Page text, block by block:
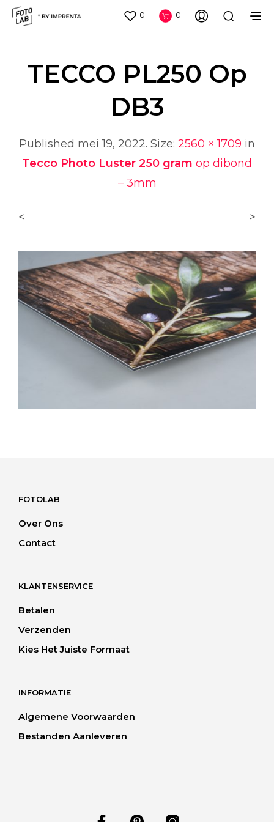
0 0
TECCO PL250 Op
DB3
Published mei 19, 2022. Size: 2560 × 1709 in
Tecco Photo Luster 250 gram op dibond
– 3mm
< >
FOTOLAB
Over Ons
Contact
KLANTENSERVICE
Betalen
Verzenden
Kies Het Juiste Formaat
INFORMATIE
Algemene Voorwaarden
Bestanden Aanleveren